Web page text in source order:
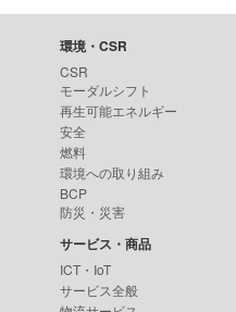
環境・CSR
CSR
モーダルシフト
再生可能エネルギー
安全
燃料
環境への取り組み
BCP
防災・災害
サービス・商品
ICT・IoT
サービス全般